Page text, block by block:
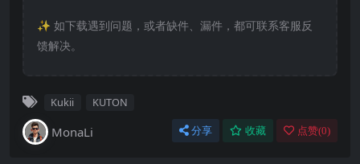
✨️ 如下载遇到问题，或者缺件、漏件，都可联系客服反
馈解决。
Kukii KUTON
MonaLi 分享 收藏 点赞(0)